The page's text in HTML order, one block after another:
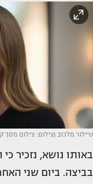
טיילור מלכוב (צילום: צילום מסך
באותו נושא, נזכיר